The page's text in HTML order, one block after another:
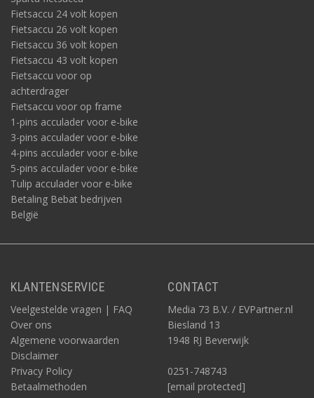
Fietsaccu 24 volt kopen
Fietsaccu 26 volt kopen
Fietsaccu 36 volt kopen
Fietsaccu 43 volt kopen
Fietsaccu voor op
achterdrager
Fietsaccu voor op frame
1-pins acculader voor e-bike
3-pins acculader voor e-bike
4-pins acculader voor e-bike
5-pins acculader voor e-bike
Tulip acculader voor e-bike
Betaling Bebat bedrijven
België
KLANTENSERVICE
Veelgestelde vragen | FAQ
Over ons
Algemene voorwaarden
Disclaimer
Privacy Policy
Betaalmethoden
CONTACT
Media 73 B.V. / EVPartner.nl
Biesland 13
1948 RJ Beverwijk
0251-748743
[email protected]